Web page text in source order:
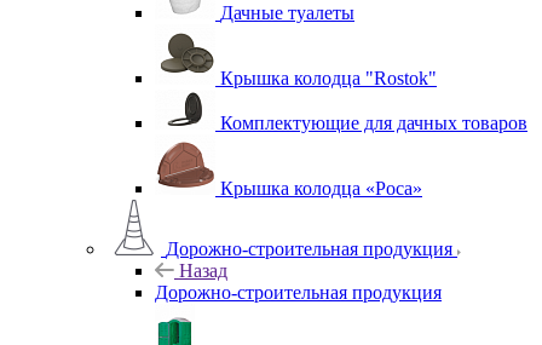
Дачные туалеты
Крышка колодца "Rostok"
Комплектующие для дачных товаров
Крышка колодца «Роса»
Дорожно-строительная продукция
Назад
Дорожно-строительная продукция